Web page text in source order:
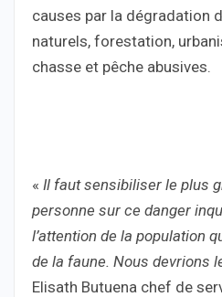
causes par la dégradation
naturels, forestation,
chasse et pêche abusives.
« Il faut sensibiliser le plus
personne sur ce danger
l’attention de la population
de la faune. Nous devrions
Elisath Butuena chef de